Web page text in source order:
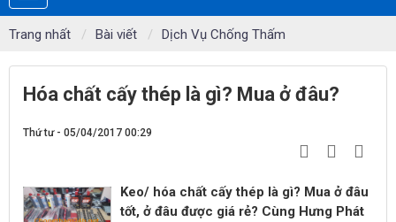
Trang nhất Bài viết Dịch Vụ Chống Thấm
Hóa chất cấy thép là gì? Mua ở đâu?
Thứ tư - 05/04/2017 00:29
Keo/ hóa chất cấy thép là gì? Mua ở đâu
tốt, ở đâu được giá rẻ? Cùng Hưng Phát